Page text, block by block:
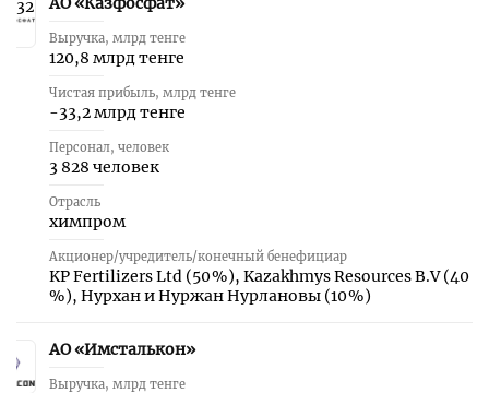
32
Выручка, млрд тенге
120,8 млрд тенге
Чистая прибыль, млрд тенге
-33,2 млрд тенге
Персонал, человек
3 828 человек
Отрасль
химпром
Акционер/учредитель/конечный бенефициар
KP Fertilizers Ltd (50 %), Kazakhmys Resources B.V (40
%), Нурхан и Нуржан Нурлановы (10 %)
33 АО «Имсталькон»
Выручка, млрд тенге